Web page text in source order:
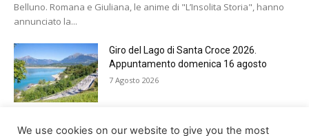
Belluno. Romana e Giuliana, le anime di "L’Insolita Storia", hanno
annunciato la...
Giro del Lago di Santa Croce 2026.
Appuntamento domenica 16 agosto
7 Agosto 2026
Belluno rende omaggio ai cugini
We use cookies on our website to give you the most